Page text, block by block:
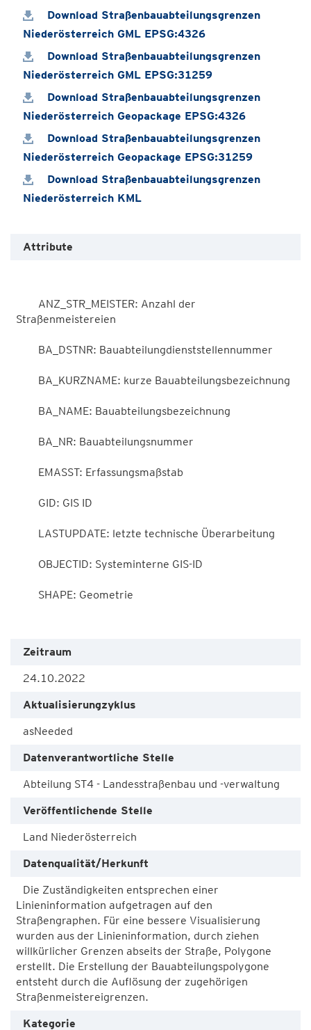
Download Straßenbauabteilungsgrenzen
Niederösterreich GML EPSG:4326
Download Straßenbauabteilungsgrenzen
Niederösterreich GML EPSG:31259
Download Straßenbauabteilungsgrenzen
Niederösterreich Geopackage EPSG:4326
Download Straßenbauabteilungsgrenzen
Niederösterreich Geopackage EPSG:31259
Download Straßenbauabteilungsgrenzen
Niederösterreich KML
Attribute
Straßenmeistereien
Zeitraum
24.10.2022
Aktualisierungzyklus
asNeeded
Datenverantwortliche Stelle
Abteilung ST4 - Landesstraßenbau und -verwaltung
Veröffentlichende Stelle
Land Niederösterreich
Datenqualität/Herkunft
Die Zuständigkeiten entsprechen einer
Linieninformation aufgetragen auf den
Straßengraphen. Für eine bessere Visualisierung
wurden aus der Linieninformation, durch ziehen
willkürlicher Grenzen abseits der Straße, Polygone
erstellt. Die Erstellung der Bauabteilungspolygone
entsteht durch die Auflösung der zugehörigen
Straßenmeistereigrenzen.
Kategorie